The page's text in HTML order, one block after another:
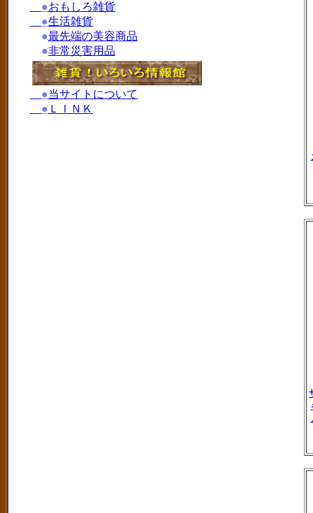
●おもしろ雑貨
●生活雑貨
●最先端の美容商品
●非常災害用品
●当サイトについて
● ＬＩＮＫ